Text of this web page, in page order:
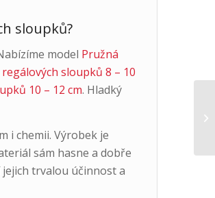
sloupků?
model Pružná
sloupků 8 – 10
10 – 12 cm. Hladký
i chemii. Výrobek je
sám hasne a dobře
trvalou účinnost a